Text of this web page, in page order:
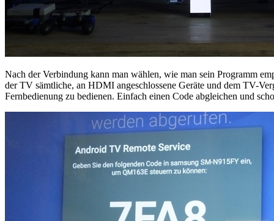
Nach der Verbindung kann man wählen, wie man sein Programm
der TV sämtliche, an HDMI angeschlossene Geräte und dem TV-
Fernbedienung zu bedienen. Einfach einen Code abgleichen und